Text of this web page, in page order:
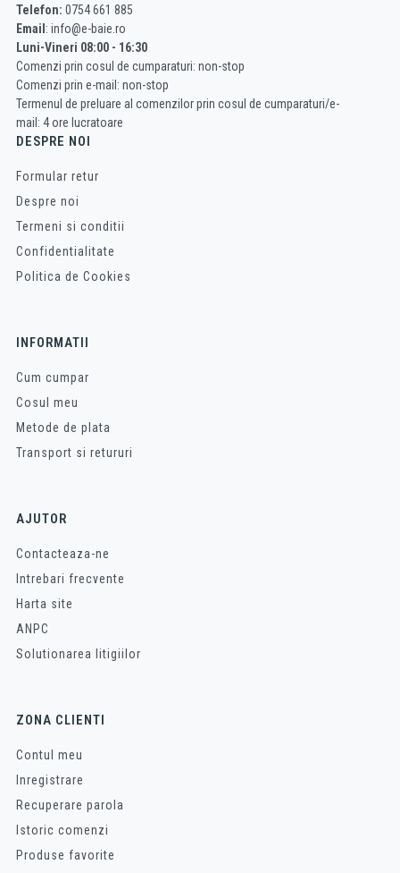
Telefon: 0754 661 885
Email : info@e-baie.ro
Luni-Vineri 08:00 - 16:30
Comenzi prin cosul de cumparaturi: non-stop
Comenzi prin e-mail: non-stop
Termenul de preluare al comenzilor prin cosul de cumparaturi/e-
mail: 4 ore lucratoare
DESPRE NOI
Formular retur
Despre noi
Termeni si conditii
Confidentialitate
Politica de Cookies
INFORMATII
Cum cumpar
Cosul meu
Metode de plata
Transport si retururi
AJUTOR
Contacteaza-ne
Intrebari frecvente
Harta site
ANPC
Solutionarea litigiilor
ZONA CLIENTI
Contul meu
Inregistrare
Recuperare parola
Istoric comenzi
Produse favorite